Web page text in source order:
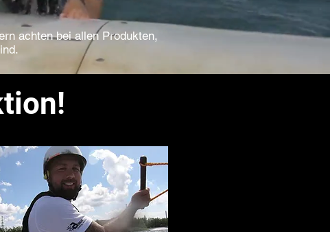
achten bei allen Produkten,